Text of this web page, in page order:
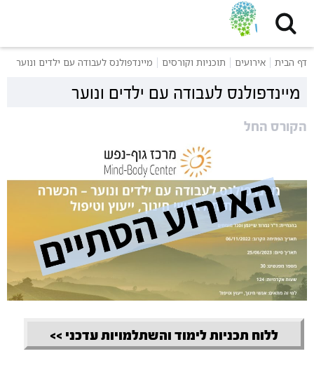
דף הבית אירועים תוכניות וקורסים מיינדפולנס לעבודה עם ילדים ונוער
מיינדפולנס לעבודה עם ילדים ונוער
הקורס החל
ללוח תכניות לימוד והשתלמויות עדכני >>